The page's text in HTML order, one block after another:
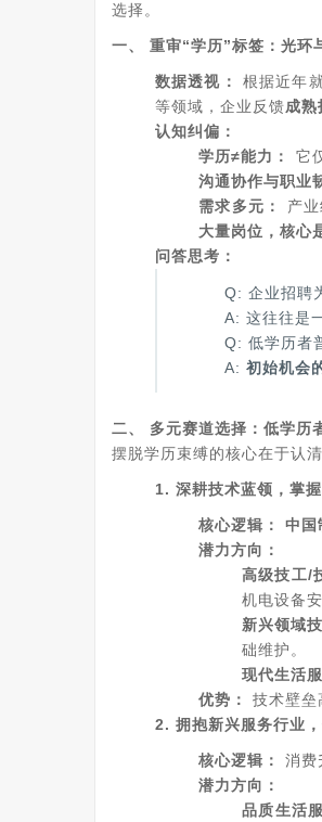
选择。
一、 重审“学历”标签：光环
数据透视： 根据近年
等领域，企业反馈成熟
认知纠偏：
学历≠能力：
它
沟通协作与职业
需求多元：
产
大量岗位，核心
问答思考：
Q: 企业招聘
A: 这往往是
Q: 低学历者
A: 初始机会
二、 多元赛道选择：低学历
摆脱学历束缚的核心在于认
1. 深耕技术蓝领，掌
核心逻辑： 中国
潜力方向：
高级技工/
机电设备
新兴领域技
础维护。
现代生活
优势：
技术壁垒
2. 拥抱新兴服务行业
核心逻辑： 消费
潜力方向：
品质生活